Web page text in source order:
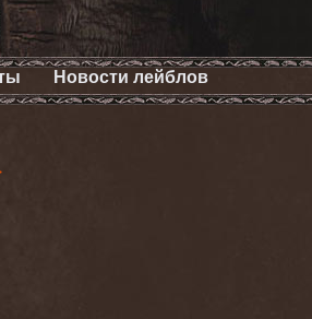
Новости лейблов